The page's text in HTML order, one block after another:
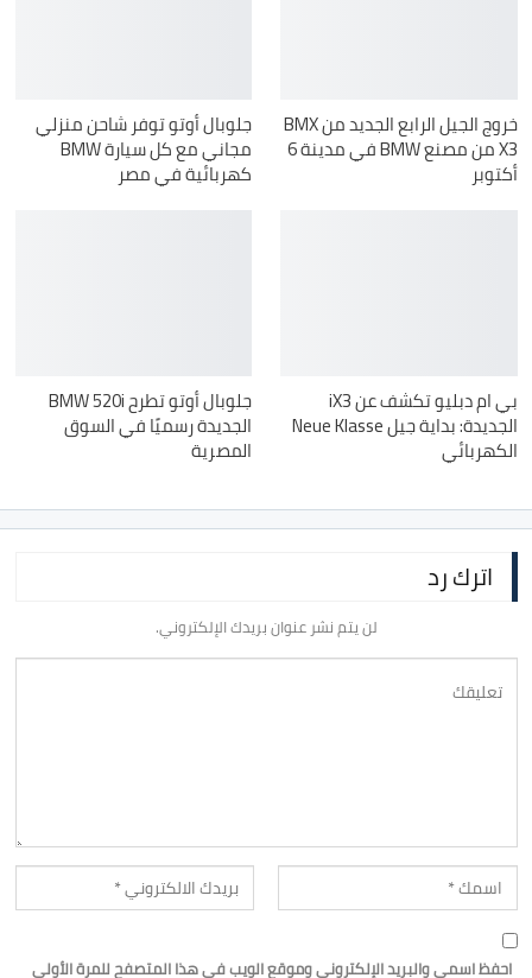
خروج الجيل الرابع الجديد من BMX
X3 من مصنع BMW في مدينة 6
أكتوبر
جلوبال أوتو توفر شاحن منزلي
مجاني مع كل سيارة BMW
كهربائية في مصر
بي ام دبليو تكشف عن iX3
الجديدة: بداية جيل Neue Klasse
الكهربائي
جلوبال أوتو تطرح BMW 520i
الجديدة رسميًا في السوق
المصرية
اترك رد
لن يتم نشر عنوان بريدك الإلكتروني.
احفظ اسمي والبريد الإلكتروني وموقع الويب في هذا المتصفح للمرة الأولى